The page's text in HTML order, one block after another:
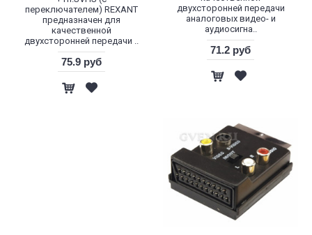
переключателем) REXANT
предназначен для
качественной
двухсторонней передачи ..
75.9 руб
двухсторонней передачи
аналоговых видео- и
аудиосигна..
71.2 руб